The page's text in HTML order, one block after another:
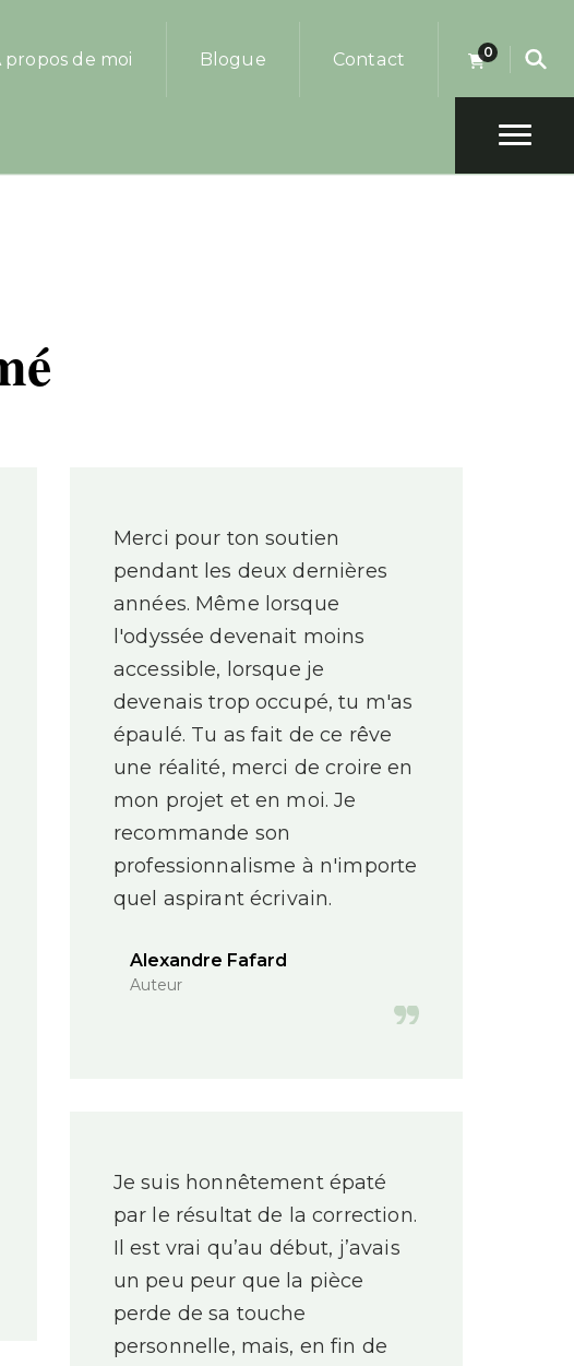
propos de moi Blogue Contact 0
Merci pour ton soutien
pendant les deux dernières
années. Même lorsque
l'odyssée devenait moins
accessible, lorsque je
devenais trop occupé, tu m'as
épaulé. Tu as fait de ce rêve
une réalité, merci de croire en
mon projet et en moi. Je
recommande son
professionnalisme à n'importe
quel aspirant écrivain.
Alexandre Fafard
Auteur
Je suis honnêtement épaté
par le résultat de la correction.
Il est vrai qu’au début, j’avais
un peu peur que la pièce
perde de sa touche
personnelle, mais, en fin de